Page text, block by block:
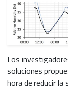
Los
soluciones
hora de reducir la